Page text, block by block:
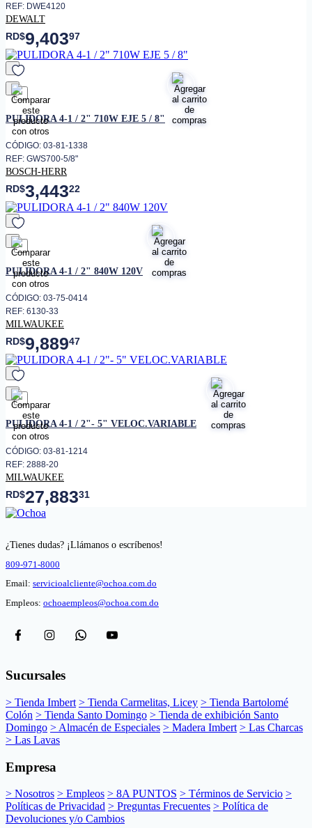
REF: DWE4120
DEWALT
RD$9,40397
favorito
PULIDORA 4-1 / 2" 710W EJE 5 / 8"
CÓDIGO: 03-81-1338
REF: GWS700-5/8"
BOSCH-HERR
RD$3,44322
favorito
PULIDORA 4-1 / 2" 840W 120V
CÓDIGO: 03-75-0414
REF: 6130-33
MILWAUKEE
RD$9,88947
favorito
PULIDORA 4-1 / 2"- 5" VELOC.VARIABLE
CÓDIGO: 03-81-1214
REF: 2888-20
MILWAUKEE
RD$27,88331
¿Tienes dudas? ¡Llámanos o escríbenos!
809-971-8000
Email: servicioalcliente@ochoa.com.do
Empleos: ochoaempleos@ochoa.com.do
Sucursales
> Tienda Imbert > Tienda Carmelitas, Licey > Tienda Bartolomé
Colón > Tienda Santo Domingo > Tienda de exhibición Santo
Domingo > Almacén de Especiales > Madera Imbert > Las Charcas
> Las Lavas
Empresa
> Nosotros > Empleos > 8A PUNTOS > Términos de Servicio >
Políticas de Privacidad > Preguntas Frecuentes > Política de
Devoluciones y/o Cambios